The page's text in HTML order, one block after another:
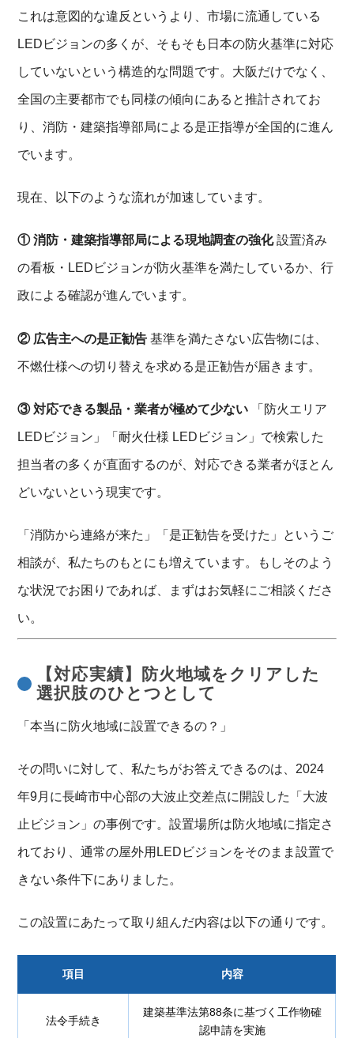
これは意図的な違反というより、市場に流通している
LEDビジョンの多くが、そもそも日本の防火基準に対応
していないという構造的な問題です。大阪だけでなく、
全国の主要都市でも同様の傾向にあると推計されてお
り、消防・建築指導部局による是正指導が全国的に進ん
でいます。
現在、以下のような流れが加速しています。
① 消防・建築指導部局による現地調査の強化設置済み
の看板・LEDビジョンが防火基準を満たしているか、行
政による確認が進んでいます。
② 広告主への是正勧告 基準を満たさない広告物には、
不燃仕様への切り替えを求める是正勧告が届きます。
③ 対応できる製品・業者が極めて少ない 「防火エリア
LEDビジョン」「耐火仕様 LEDビジョン」で検索した
担当者の多くが直面するのが、対応できる業者がほとん
どいないという現実です。
「消防から連絡が来た」「是正勧告を受けた」というご
相談が、私たちのもとにも増えています。もしそのよう
な状況でお困りであれば、まずはお気軽にご相談くださ
い。
【対応実績】防火地域をクリアした
選択肢のひとつとして
「本当に防火地域に設置できるの？」
その問いに対して、私たちがお答えできるのは、2024
年9月に長崎市中心部の大波止交差点に開設した「大波
止ビジョン」の事例です。設置場所は防火地域に指定さ
れており、通常の屋外用LEDビジョンをそのまま設置で
きない条件下にありました。
この設置にあたって取り組んだ内容は以下の通りです。
項目 内容
法令手続き
建築基準法第88条に基づく工作物確
認申請を実施